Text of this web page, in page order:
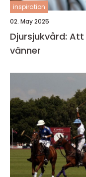
inspiration
02. May 2025
Djursjukvård:
vänner